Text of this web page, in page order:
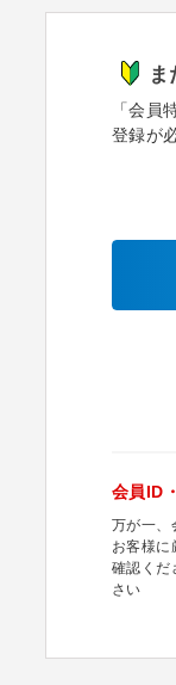
「会
登録が
会員ID
万が一、
お客様に
確認くだ
さい